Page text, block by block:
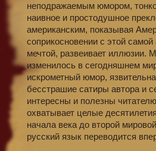
неподражаемым юмором,
наивное и простодушное
американским, показывая
соприкосновении с этой самой
мечтой, развеивает иллюзии.
изменилось в сегодняшнем
искрометный юмор,
бесстрашие сатиры автора и
интересны и полезны
охватывает целые
начала века до второй
русский язык переводится